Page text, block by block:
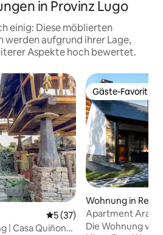
in Provinz Lugo
einig: Diese möblierten
werden aufgrund ihrer Lage,
Aspekte hoch bewertet.
Durchschnittliche
5 (37)
| Casa Quiñones
Gäste-Favorit
Gäste-Favorit
Wohnung in Reiriz
Apartment Arao
Die Wohnung